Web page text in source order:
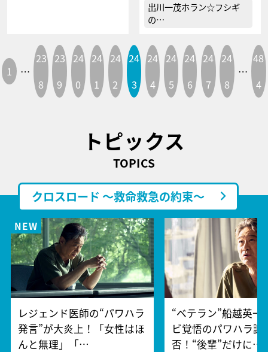
出川一茂ホラン☆フシギ
の…
1 …
23
8
23
9
24
0
24
1
24
2
24
3
24
4
24
5
24
6
24
7
24
8
…
48
4
トピックス
TOPICS
クロスロード ～救命救急の約束～
レジェンド医師の“パワハラ
発言”が大炎上！「女性はほ
んと無理」「…
“ベテラン”船越英一
ビ覚悟のパワハラ謝
否！“後輩”だけに…